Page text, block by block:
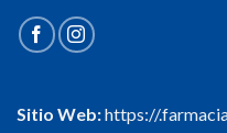
Sitio Web:https://